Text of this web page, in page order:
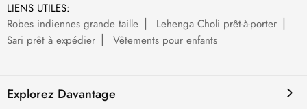
LIENS UTILES:
Robes indiennes grande taille
Lehenga Choli prêt-à-porter
Sari prêt à expédier
Vêtements pour enfants
Explorez Davantage